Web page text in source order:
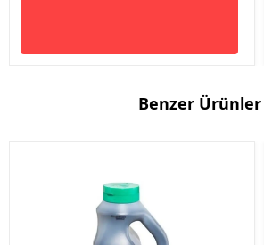
Benzer Ürünler